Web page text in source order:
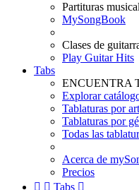
Partituras
MySongBook
Clases de
Play Guitar Hits
Tabs
ENCUENTRA
Explorar
Tablaturas por
Tablaturas por
Todas las
Acerca de
Precios
  Tabs 